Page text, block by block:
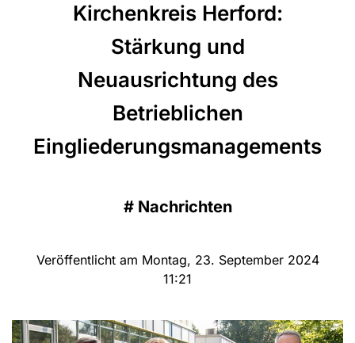
Kirchenkreis Herford:
Stärkung und
Neuausrichtung des
Betrieblichen
Eingliederungsmanagements
# Nachrichten
Veröffentlicht am Montag, 23. September 2024
11:21